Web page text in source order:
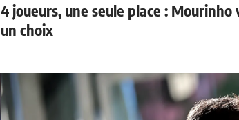
4 joueurs, une seule place :
un choix